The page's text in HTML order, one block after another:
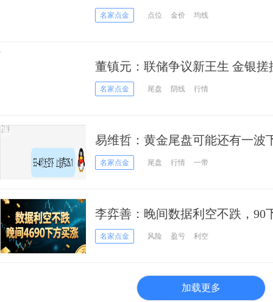
期
名家点金 点位 金价 均线
董镇元：联储争议新王生 金银搓
名家点金 尾盘 阴线 行情
易维哲：黄金尾盘可能还有一波
名家点金 尾盘 行情 一带
李弈善：晚间数据利空不跌，90
名家点金 风险 盈亏 利空
加载更多